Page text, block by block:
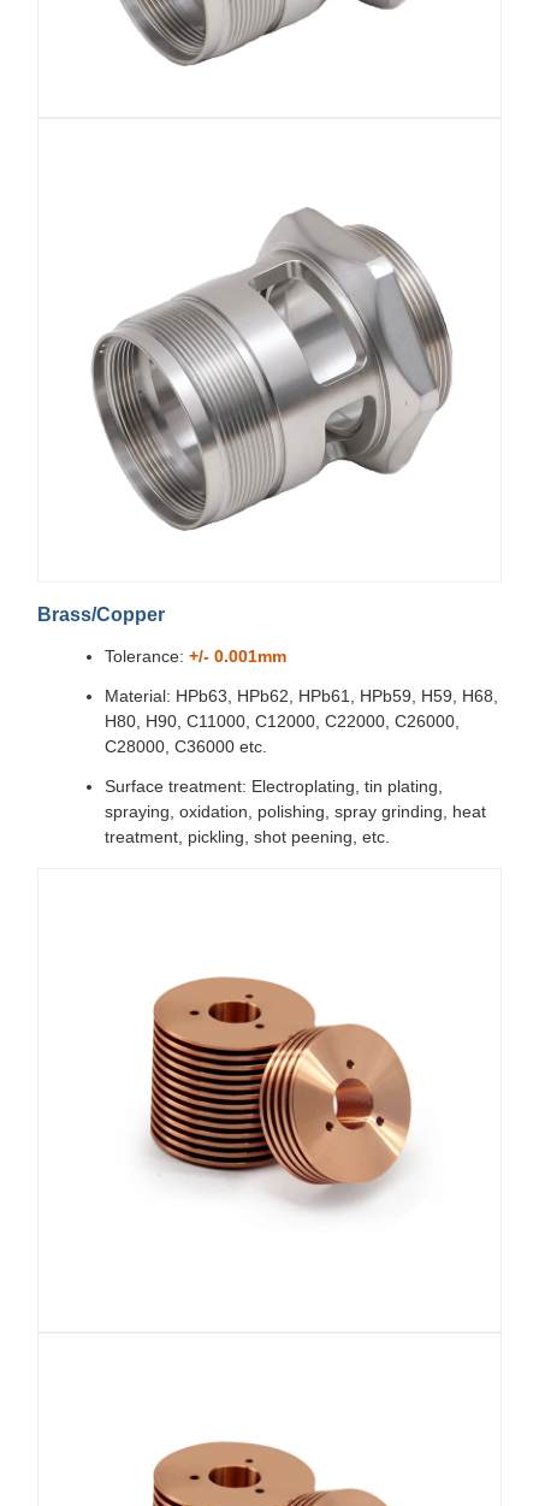
Brass/Copper
Tolerance: +/- 0.001mm
Material: HPb63, HPb62, HPb61, HPb59, H59, H68,
H80, H90, C11000, C12000, C22000, C26000,
C28000, C36000 etc.
Surface treatment: Electroplating, tin plating,
spraying, oxidation, polishing, spray grinding, heat
treatment, pickling, shot peening, etc.